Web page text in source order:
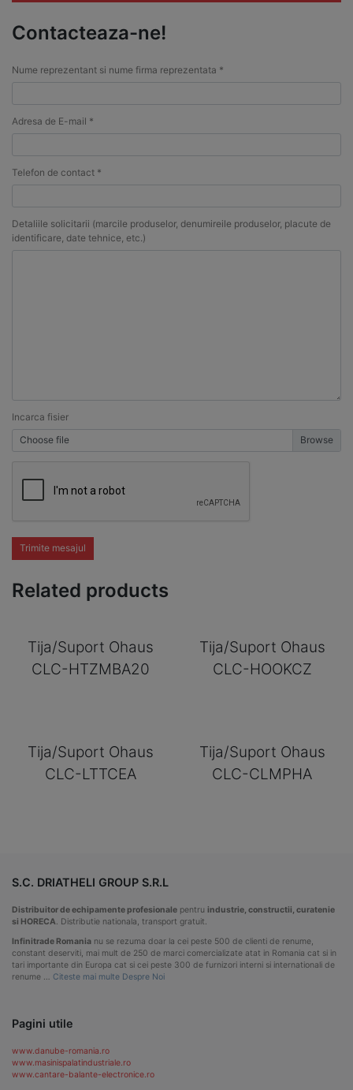
Contacteaza-ne!
Nume reprezentant si nume firma reprezentata *
Adresa de E-mail *
Telefon de contact *
Detaliile solicitarii (marcile produselor, denumireile produselor, placute de
identificare, date tehnice, etc.)
Incarca fisier
Choose file
Trimite mesajul
Related products
Tija/Suport Ohaus
CLC-HTZMBA20
Tija/Suport Ohaus
CLC-HOOKCZ
Tija/Suport Ohaus
CLC-LTTCEA
Tija/Suport Ohaus
CLC-CLMPHA
S.C. DRIATHELI GROUP S.R.L
Distribuitor de echipamente profesionale pentru industrie, constructii, curatenie
si HORECA . Distributie nationala, transport gratuit.
Infinitrade Romania nu se rezuma doar la cei peste 500 de clienti de renume,
constant deserviti, mai mult de 250 de marci comercializate atat in Romania cat si in
tari importante din Europa cat si cei peste 300 de furnizori interni si internationali de
renume … Citeste mai multe Despre Noi
Pagini utile
www.danube-romania.ro
www.masinispalatindustriale.ro
www.cantare-balante-electronice.ro